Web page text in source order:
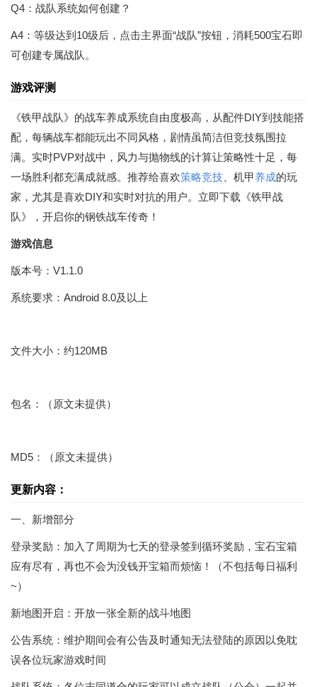
Q4：战队系统如何创建？
A4：等级达到10级后，点击主界面“战队”按钮，消耗500宝石即
可创建专属战队。
游戏评测
《铁甲战队》的战车养成系统自由度极高，从配件DIY到技能搭
配，每辆战车都能玩出不同风格，剧情虽简洁但竞技氛围拉
满。实时PVP对战中，风力与抛物线的计算让策略性十足，每
一场胜利都充满成就感。推荐给喜欢策略竞技 、机甲养成的玩
家，尤其是喜欢DIY和实时对抗的用户。立即下载《铁甲战
队》，开启你的钢铁战车传奇！
游戏信息
版本号：V1.1.0
系统要求：Android 8.0及以上
文件大小：约120MB
包名：（原文未提供）
MD5：（原文未提供）
更新内容：
一、新增部分
登录奖励：加入了周期为七天的登录签到循环奖励，宝石宝箱
应有尽有，再也不会为没钱开宝箱而烦恼！（不包括每日福利
~）
新地图开启：开放一张全新的战斗地图
公告系统：维护期间会有公告及时通知无法登陆的原因以免耽
误各位玩家游戏时间